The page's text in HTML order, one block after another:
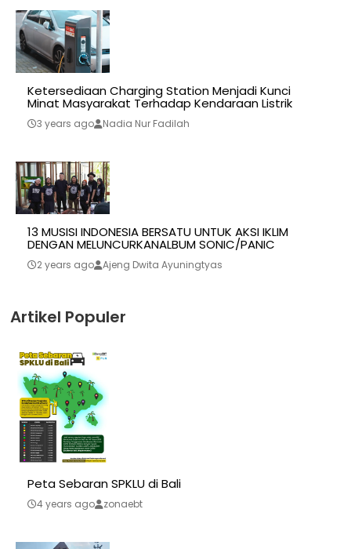
Ketersediaan Charging Station Menjadi Kunci
Minat Masyarakat Terhadap Kendaraan Listrik
3 years ago Nadia Nur Fadilah
13 MUSISI INDONESIA BERSATU UNTUK AKSI IKLIM
DENGAN MELUNCURKANALBUM SONIC/PANIC
2 years ago Ajeng Dwita Ayuningtyas
Artikel Populer
Peta Sebaran SPKLU di Bali
4 years ago zonaebt